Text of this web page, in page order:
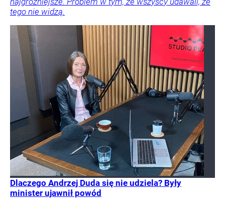
tego nie widzą.
Dlaczego Andrzej Duda się nie udziela? Były
minister ujawnił powód